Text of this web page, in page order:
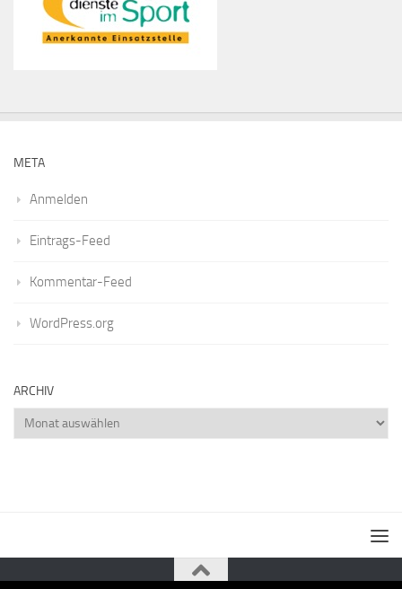
META
Anmelden
Eintrags-Feed
Kommentar-Feed
WordPress.org
ARCHIV
Archiv